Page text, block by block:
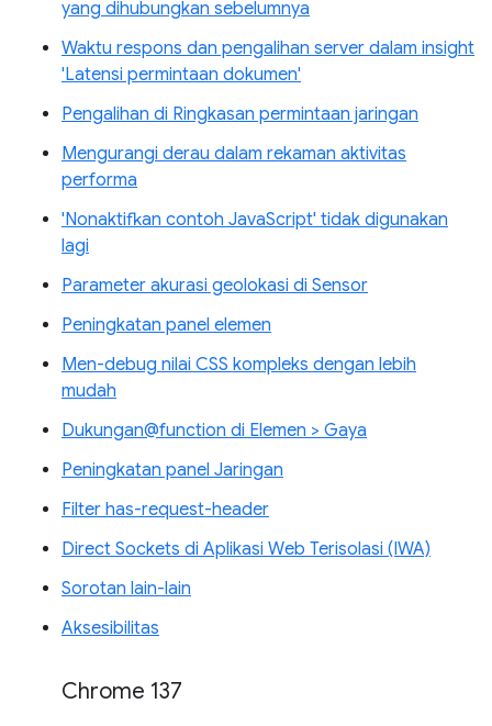
yang dihubungkan sebelumnya
Waktu respons dan pengalihan server dalam insight
'Latensi permintaan dokumen'
Pengalihan di Ringkasan permintaan jaringan
Mengurangi derau dalam rekaman aktivitas
performa
'Nonaktifkan contoh JavaScript' tidak digunakan
lagi
Parameter akurasi geolokasi di Sensor
Peningkatan panel elemen
Men-debug nilai CSS kompleks dengan lebih
mudah
Dukungan@function di Elemen > Gaya
Peningkatan panel Jaringan
Filter has-request-header
Direct Sockets di Aplikasi Web Terisolasi (IWA)
Sorotan lain-lain
Aksesibilitas
Chrome 137